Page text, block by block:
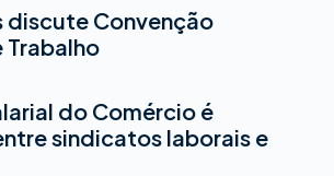
discute Convenção
do Comércio é
sindicatos laborais e